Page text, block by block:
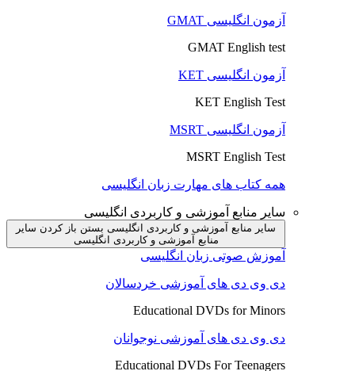
آزمون انگلیسی GMAT
GMAT English test
آزمون انگلیسی KET
KET English Test
آزمون انگلیسی MSRT
MSRT English Test
همه کتاب های مهارت زبان انگلیسی
سایر منابع آموزشی و کاربردی انگلیسی
سایر منابع آموزشی و کاربردی انگلیسی بستن باز کردن سایر
منابع آموزشی و کاربردی انگلیسی
آموزش صوتی زبان انگلیسی
دی وی دی های آموزشی خردسالان
Educational DVDs for Minors
دی وی دی های آموزشی نوجوانان
Educational DVDs For Teenagers